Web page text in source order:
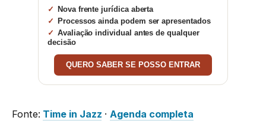
Nova frente jurídica aberta
Processos ainda podem ser apresentados
Avaliação individual antes de qualquer
decisão
QUERO SABER SE POSSO ENTRAR
Fonte: Time in Jazz ·Agenda completa